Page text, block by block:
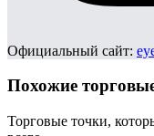
Официальный сайт:
Похожие
Торговые точки,